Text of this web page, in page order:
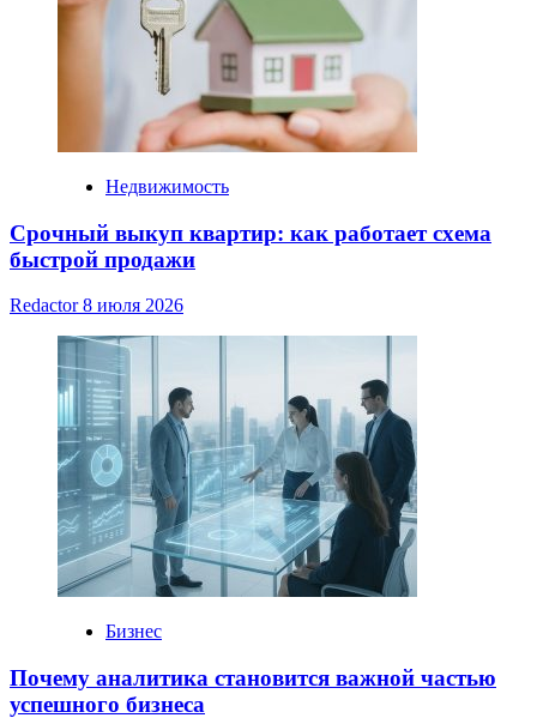
Недвижимость
Срочный выкуп квартир: как работает схема
быстрой продажи
Redactor8 июля 2026
Бизнес
Почему аналитика становится важной частью
успешного бизнеса